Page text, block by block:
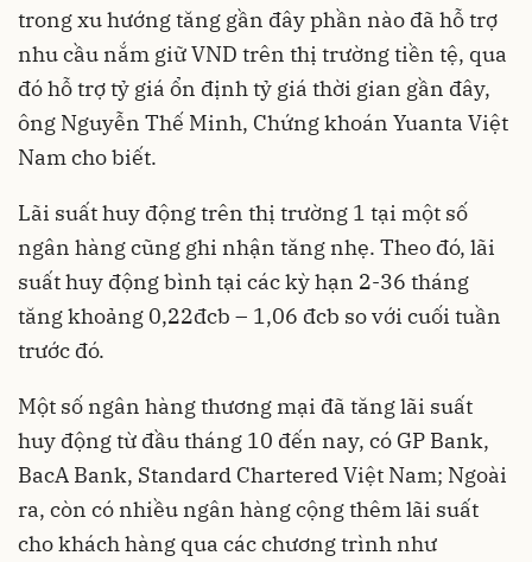
trong xu hướng tăng gần đây phần nào đã hỗ trợ
nhu cầu nắm giữ VND trên thị trường tiền tệ, qua
đó hỗ trợ tỷ giá ổn định tỷ giá thời gian gần đây,
ông Nguyễn Thế Minh, Chứng khoán Yuanta Việt
Nam cho biết.
Lãi suất huy động trên thị trường 1 tại một số
ngân hàng cũng ghi nhận tăng nhẹ. Theo đó, lãi
suất huy động bình tại các kỳ hạn 2-36 tháng
tăng khoảng 0,22đcb – 1,06 đcb so với cuối tuần
trước đó.
Một số ngân hàng thương mại đã tăng lãi suất
huy động từ đầu tháng 10 đến nay, có GP Bank,
BacA Bank, Standard Chartered Việt Nam; Ngoài
ra, còn có nhiều ngân hàng cộng thêm lãi suất
cho khách hàng qua các chương trình như